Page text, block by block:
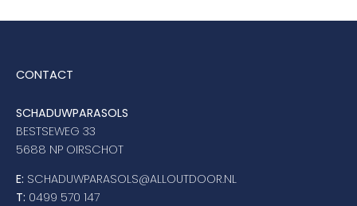
CONTACT
SCHADUWPARASOLS
BESTSEWEG 33
5688 NP OIRSCHOT
E: SCHADUWPARASOLS@ALLOUTDOOR.NL
T: 0499 570 147